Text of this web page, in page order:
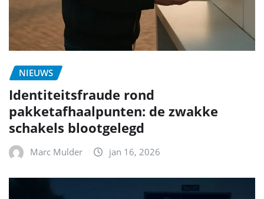
NIEUWS
Identiteitsfraude rond
pakketafhaalpunten: de zwakke
schakels blootgelegd
Marc Mulder jan 16, 2026